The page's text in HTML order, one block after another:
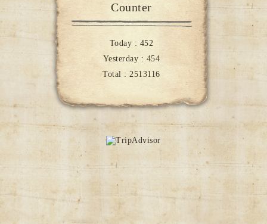
Counter
Today : 452
Yesterday : 454
Total : 2513116